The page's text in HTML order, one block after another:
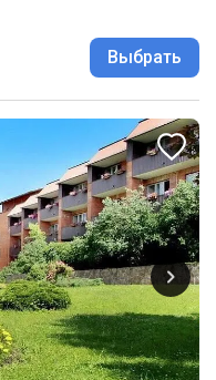
Выбрать